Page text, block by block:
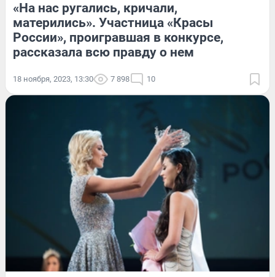
«На нас ругались, кричали,
матерились». Участница «Красы
России», проигравшая в конкурсе,
рассказала всю правду о нем
18 ноября, 2023, 13:30 7 898 10